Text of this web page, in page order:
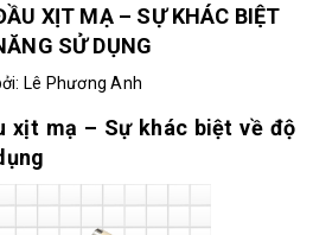
XỊT MẠ – SỰ KHÁC BIỆT
SỬ DỤNG
Lê Phương Anh
xịt mạ – Sự khác biệt về độ